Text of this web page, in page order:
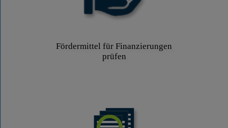
Fördermittel für Finanzierungen
prüfen